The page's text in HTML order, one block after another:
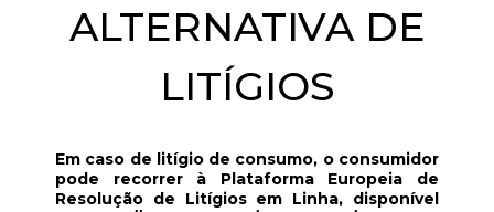
ALTERNATIVA DE
LITÍGIOS
Em caso de litígio de consumo, o consumidor
pode recorrer à Plataforma Europeia de
Resolução de Litígios em Linha, disponível